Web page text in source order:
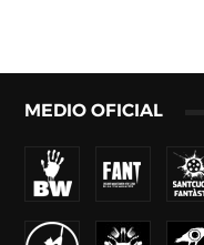
MEDIO OFICIAL